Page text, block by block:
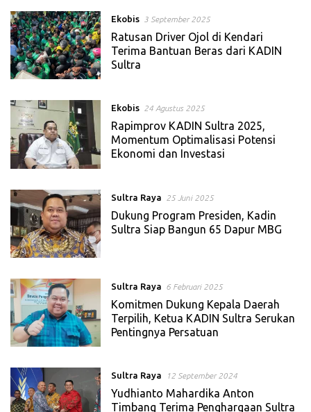
Ekobis 3 September 2025
Ratusan Driver Ojol di Kendari
Terima Bantuan Beras dari KADIN
Sultra
Ekobis 24 Agustus 2025
Rapimprov KADIN Sultra 2025,
Momentum Optimalisasi Potensi
Ekonomi dan Investasi
Sultra Raya 25 Juni 2025
Dukung Program Presiden, Kadin
Sultra Siap Bangun 65 Dapur MBG
Sultra Raya 6 Februari 2025
Komitmen Dukung Kepala Daerah
Terpilih, Ketua KADIN Sultra Serukan
Pentingnya Persatuan
Sultra Raya 12 September 2024
Yudhianto Mahardika Anton
Timbang Terima Penghargaan Sultra